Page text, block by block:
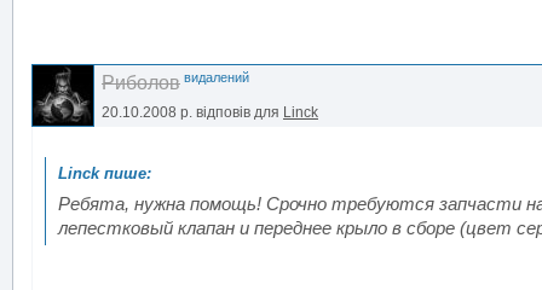
Риболов видалений
20.10.2008 р. відповів для Linck
Ребята, нужна помощь! Срочно требуются запчасти
лепестковый клапан и переднее крыло в сборе (цвет